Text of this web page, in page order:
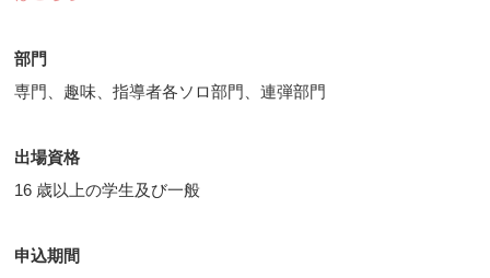
部門
専門、趣味、指導者各ソロ部門、連弾部門
出場資格
16 歳以上の学生及び一般
申込期間